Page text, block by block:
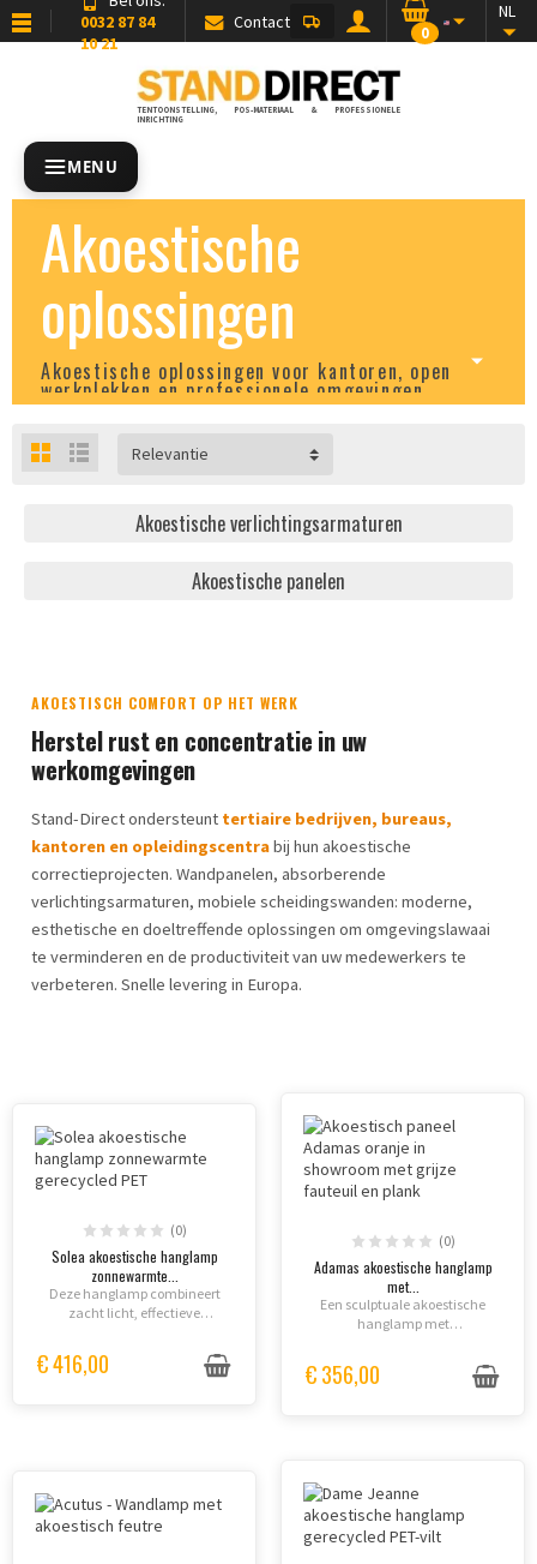
0032 87 84
10 21
Contact NL
0
TENTOONSTELLING, POS-MATERIAAL & PROFESSIONELE
INRICHTING
MENU
Akoestische
oplossingen
Akoestische oplossingen voor kantoren, open
werkplekken en professionele omgevingen
Relevantie
Akoestische verlichtingsarmaturen
Akoestische panelen
AKOESTISCH COMFORT OP HET WERK
Herstel rust en concentratie in uw
werkomgevingen
Stand-Direct ondersteunt tertiaire bedrijven, bureaus,
kantoren en opleidingscentrabij hun akoestische
correctieprojecten. Wandpanelen, absorberende
verlichtingsarmaturen, mobiele scheidingswanden: moderne,
esthetische en doeltreffende oplossingen om omgevingslawaai
te verminderen en de productiviteit van uw medewerkers te
verbeteren. Snelle levering in Europa.
(0)
Solea akoestische hanglamp
zonnewarmte...
Deze hanglamp combineert
zacht licht, effectieve
ecoverantwoord ontwerp in
gerecycled PET-vilt, met
€ 416,00
(0)
Adamas akoestische hanglamp
met...
Een sculptuale akoestische
hanglamp met
gerecycled PET-vilt. Klasse A
geluidsabsorptie, verfijnde
€ 356,00